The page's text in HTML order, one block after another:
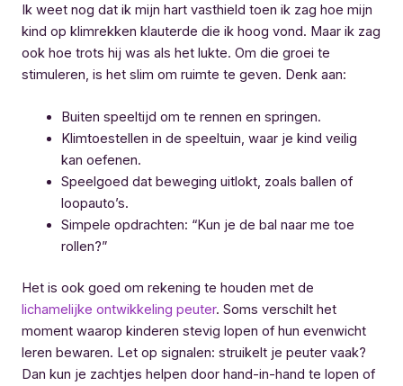
Ik weet nog dat ik mijn hart vasthield toen ik zag hoe mijn
kind op klimrekken klauterde die ik hoog vond. Maar ik zag
ook hoe trots hij was als het lukte. Om die groei te
stimuleren, is het slim om ruimte te geven. Denk aan:
Buiten speeltijd om te rennen en springen.
Klimtoestellen in de speeltuin, waar je kind veilig
kan oefenen.
Speelgoed dat beweging uitlokt, zoals ballen of
loopauto’s.
Simpele opdrachten: “Kun je de bal naar me toe
rollen?”
Het is ook goed om rekening te houden met de
lichamelijke ontwikkeling peuter. Soms verschilt het
moment waarop kinderen stevig lopen of hun evenwicht
leren bewaren. Let op signalen: struikelt je peuter vaak?
Dan kun je zachtjes helpen door hand-in-hand te lopen of